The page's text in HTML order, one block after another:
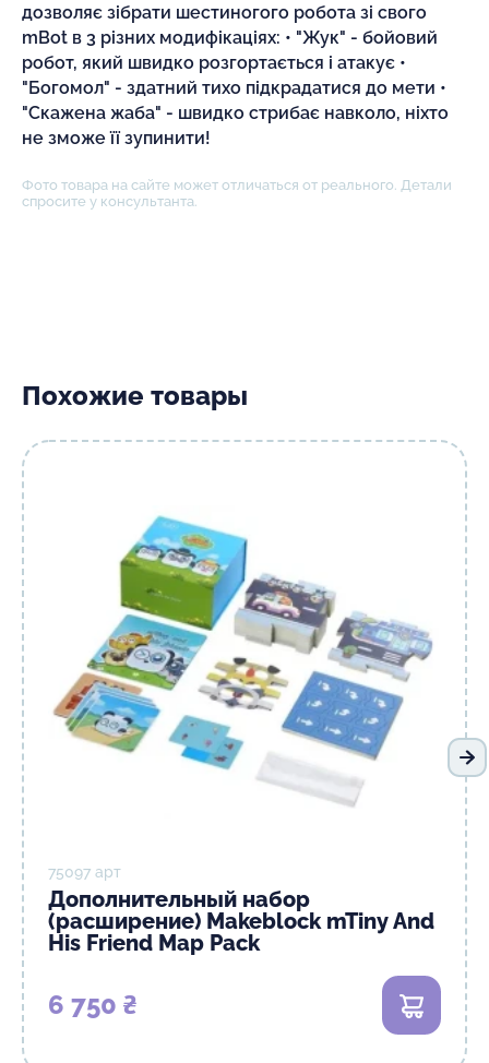
дозволяє зібрати шестиногого робота зі свого
mBot в 3 різних модифікаціях: • "Жук" - бойовий
робот, який швидко розгортається і атакує •
"Богомол" - здатний тихо підкрадатися до мети •
"Скажена жаба" - швидко стрибає навколо, ніхто
не зможе її зупинити!
Фото товара на сайте может отличаться от реального. Детали
спросите у консультанта.
Похожие товары
75097 арт
Дополнительный набор
(расширение) Makeblock mTiny And
His Friend Map Pack
6 750 ₴ В